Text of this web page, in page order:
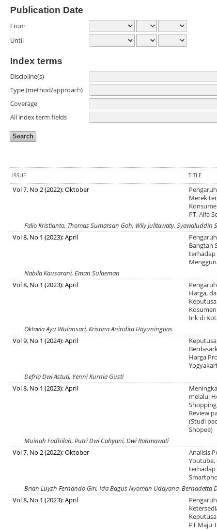
Publication Date
From
Until
Index terms
Discipline(s)
Type (method/approach)
Coverage
All index term fields
ISSUE TITLE
Vol 7, No 2 (2022): Oktober
Merek
PT. Alfa
Falio Kristianto, Thomas Sumarsan Goh, Wily Julitawaty, Syawaluddin
Vol 8, No 1 (2023): April
Bangtan
terhadap
Nabila Kausarani, Eman Sulaeman
Vol 8, No 1 (2023): April
Harga,
Ink di
Oktavia Ayu Wulansari, Kristina Anindita Hayuningtias
Vol 9, No 1 (2024): April
Harga
Defria Dwi Astuti, Yenni Kurnia Gusti
Vol 8, No 1 (2023): April
melalui
Review
(Studi
Shopee)
Muinah Fadhilah, Putri Dwi Cahyani, Dwi Rahmawati
Vol 7, No 2 (2022): Oktober
Analisis
Youtube,
terhadap
Brian Luyzh Fernando Giri, Ida Bagus Nyoman Udayana, Bernadetta
Vol 8, No 1 (2023): April
PT Maju